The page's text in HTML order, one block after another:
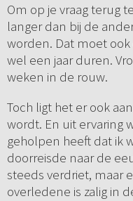
Om op je vraag terug
langer dan bij de
worden. Dat moet
wel een jaar duren.
weken in de rouw.
Toch ligt het er ook
wordt. En uit ervaring
geholpen heeft dat ik
doorreisde naar de
steeds verdriet, maar
overledene is zalig in